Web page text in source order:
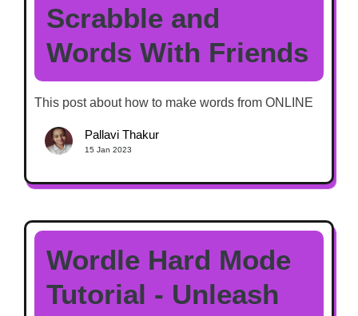
Scrabble and
Words With Friends
This post about how to make words from ONLINE
Pallavi Thakur
15 Jan 2023
Wordle Hard Mode
Tutorial - Unleash